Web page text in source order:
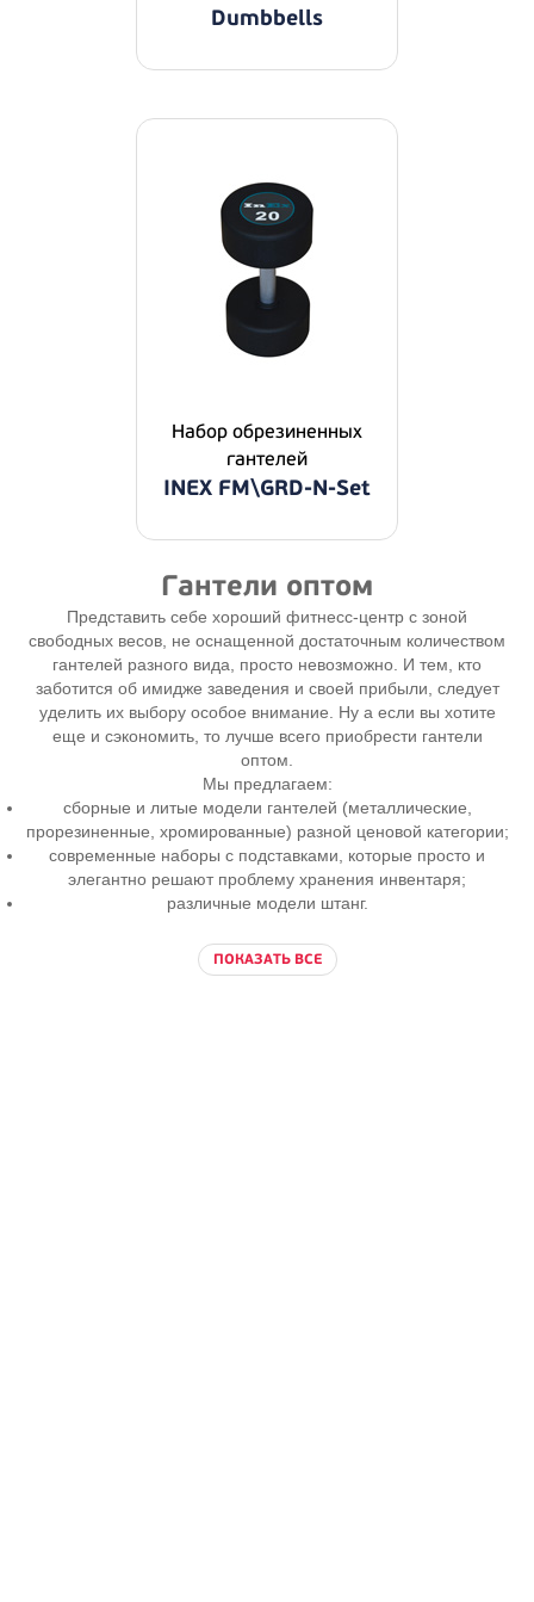
Dumbbells
Набор обрезиненных
гантелей
INEX FM\GRD-N-Set
Гантели оптом
Представить себе хороший фитнесс-центр с зоной
свободных весов, не оснащенной достаточным количеством
гантелей разного вида, просто невозможно. И тем, кто
заботится об имидже заведения и своей прибыли, следует
уделить их выбору особое внимание. Ну а если вы хотите
еще и сэкономить, то лучше всего приобрести гантели
оптом.
Мы предлагаем:
сборные и литые модели гантелей (металлические,
прорезиненные, хромированные) разной ценовой категории;
современные наборы с подставками, которые просто и
элегантно решают проблему хранения инвентаря;
различные модели штанг.
ПОКАЗАТЬ ВСЕ